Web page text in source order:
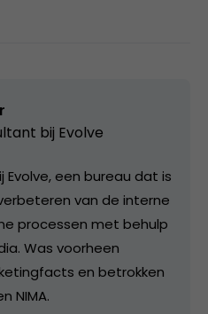
bij Evolve
Evolve, een bureau dat is
van de interne
processen met behulp
Was voorheen
en betrokken
NIMA.